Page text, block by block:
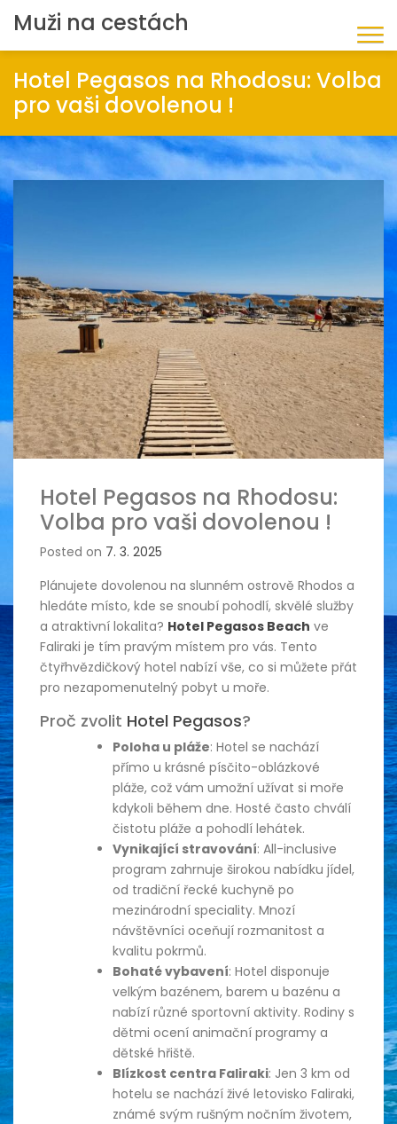
Muži na cestách
Hotel Pegasos na Rhodosu: Volba
pro vaši dovolenou !
Hotel Pegasos na Rhodosu:
Volba pro vaši dovolenou !
Posted on 7. 3. 2025
Plánujete dovolenou na slunném ostrově Rhodos a
hledáte místo, kde se snoubí pohodlí, skvělé služby
a atraktivní lokalita? Hotel Pegasos Beach ve
Faliraki je tím pravým místem pro vás. Tento
čtyřhvězdičkový hotel nabízí vše, co si můžete přát
pro nezapomenutelný pobyt u moře.
Proč zvolit Hotel Pegasos?
Poloha u pláže: Hotel se nachází
přímo u krásné písčito-oblázkové
pláže, což vám umožní užívat si moře
kdykoli během dne. Hosté často chválí
čistotu pláže a pohodlí lehátek.
Vynikající stravování: All-inclusive
program zahrnuje širokou nabídku jídel,
od tradiční řecké kuchyně po
mezinárodní speciality. Mnozí
návštěvníci oceňují rozmanitost a
kvalitu pokrmů.
Bohaté vybavení: Hotel disponuje
velkým bazénem, barem u bazénu a
nabízí různé sportovní aktivity. Rodiny s
dětmi ocení animační programy a
dětské hřiště.
Blízkost centra Faliraki: Jen 3 km od
hotelu se nachází živé letovisko Faliraki,
známé svým rušným nočním životem,